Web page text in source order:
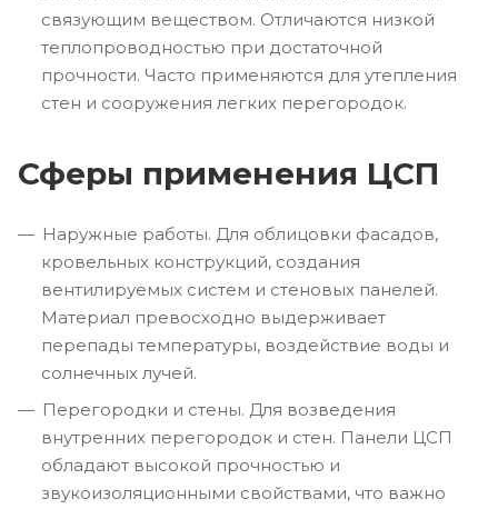
связующим веществом. Отличаются низкой
теплопроводностью при достаточной
прочности. Часто применяются для утепления
стен и сооружения легких перегородок.
Сферы применения ЦСП
Наружные работы. Для облицовки фасадов,
кровельных конструкций, создания
вентилируемых систем и стеновых панелей.
Материал превосходно выдерживает
перепады температуры, воздействие воды и
солнечных лучей.
Перегородки и стены. Для возведения
внутренних перегородок и стен. Панели ЦСП
обладают высокой прочностью и
звукоизоляционными свойствами, что важно